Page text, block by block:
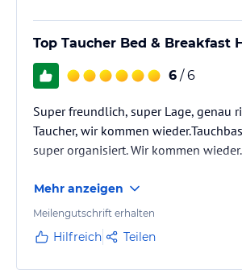
Top Taucher Bed & Breakfast
6 / 6
Super freundlich, super Lage, genau
Taucher, wir kommen
super organisiert. Wir kommen wieder.
Mehr anzeigen
Meilengutschrift erhalten
Hilfreich Teilen